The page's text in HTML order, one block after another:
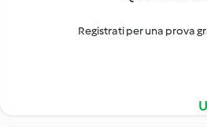
Registrati per una prova